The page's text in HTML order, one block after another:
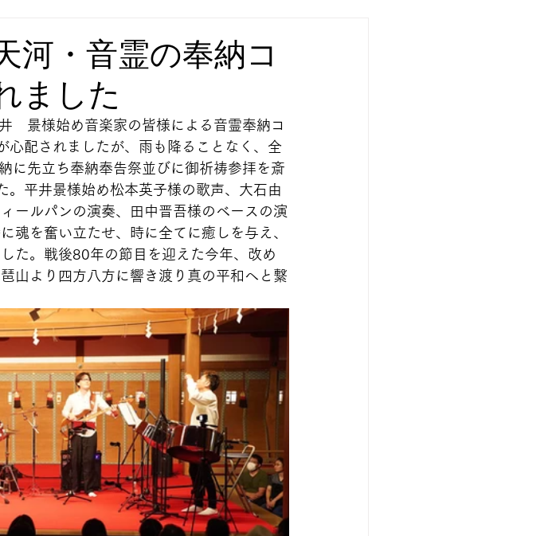
河・音霊の奉納コ
ました
　景様始め音楽家の皆様による音霊奉納コ
心配されましたが、雨も降ることなく、全
に先立ち奉納奉告祭並びに御祈祷参拝を斎
平井景様始め松本英子様の歌声、大石由
ールパンの演奏、田中晋吾様のベースの演
魂を奮い立たせ、時に全てに癒しを与え、
た。戦後80年の節目を迎えた今年、改め
山より四方八方に響き渡り真の平和へと繋